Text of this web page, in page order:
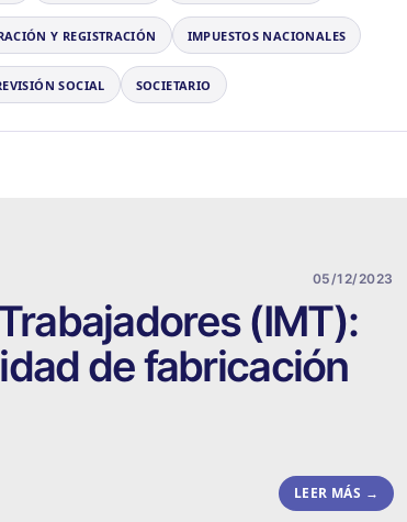
Y REGISTRACIÓN IMPUESTOS NACIONALES
SOCIAL SOCIETARIO
05/12/2023
(IMT):
de fabricación
LEER MÁS →